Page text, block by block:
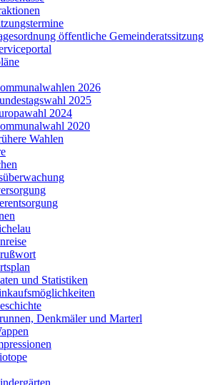
öffentliche Gemeinderatssitzung
2026
2025
2024
2020
Wahlen
und Statistiken
Denkmäler und Marterl